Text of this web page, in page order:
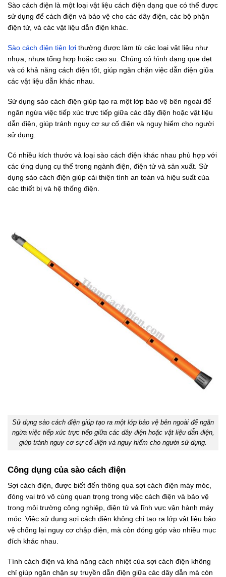
Sào cách điện là một loại vật liệu cách điện dạng que có thể được
sử dụng để cách điện và bảo vệ cho các dây điện, các bộ phận
điện tử, và các vật liệu dẫn điện khác.
Sào cách điện tiện lợi thường được làm từ các loại vật liệu như
nhựa, nhựa tổng hợp hoặc cao su. Chúng có hình dạng que dẹt
và có khả năng cách điện tốt, giúp ngăn chặn việc dẫn điện giữa
các vật liệu dẫn khác nhau.
Sử dụng sào cách điện giúp tạo ra một lớp bảo vệ bên ngoài để
ngăn ngừa việc tiếp xúc trực tiếp giữa các dây điện hoặc vật liệu
dẫn điện, giúp tránh nguy cơ sự cố điện và nguy hiểm cho người
sử dụng.
Có nhiều kích thước và loại sào cách điện khác nhau phù hợp với
các ứng dụng cụ thể trong ngành điện, điện tử và sản xuất. Sử
dụng sào cách điện giúp cải thiện tính an toàn và hiệu suất của
các thiết bị và hệ thống điện.
Sử dụng sào cách điện giúp tạo ra một lớp bảo vệ bên ngoài để ngăn
ngừa việc tiếp xúc trực tiếp giữa các dây điện hoặc vật liệu dẫn điện,
giúp tránh nguy cơ sự cố điện và nguy hiểm cho người sử dụng.
Công dụng của sào cách điện
Sợi cách điện, được biết đến thông qua sợi cách điện máy móc,
đóng vai trò vô cùng quan trọng trong việc cách điện và bảo vệ
trong môi trường công nghiệp, điện tử và lĩnh vực vận hành máy
móc. Việc sử dụng sợi cách điện không chỉ tạo ra lớp vật liệu bảo
vệ chống lại nguy cơ chập điện, mà còn đóng góp vào nhiều mục
đích khác nhau.
Tính cách điện và khả năng cách nhiệt của sợi cách điện không
chỉ giúp ngăn chặn sự truyền dẫn điện giữa các dây dẫn mà còn